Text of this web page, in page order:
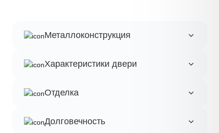
Металлоконструкция
Характеристики двери
Отделка
Долговечность